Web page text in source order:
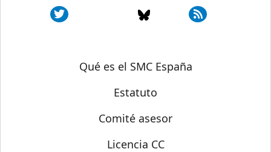
Sobre SMC España
Qué es el SMC España
Estatuto
Comité asesor
Licencia CC